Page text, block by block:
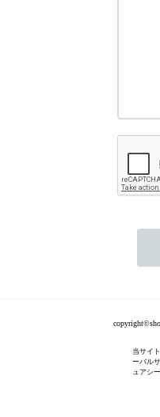
当サイ
ーバル
ュアシ